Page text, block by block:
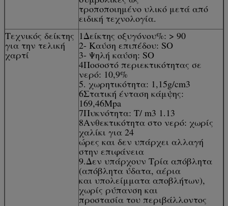
τροποποιημένο υλικό μετά από
ειδική τεχνολογία.
Τεχνικός δείκτης
για την τελική
χαρτί
1Δείκτης οξυγόνου%: > 90
2- Καύση επιπέδου: SO
3- Ψηλή καύση: SO
4Ποσοστό περιεκτικότητας σε
νερό: 10,9%
5. χωρητικότητα: 1,15g/cm3
6Στατική ένταση κάμψης:
169,46Mpa
7Πυκνότητα: T/ m3 1.13
8Ανθεκτικότητα στο νερό: χωρίς
χαλίκι για 24
ώρες και δεν υπάρχει αλλαγή
στην επιφάνεια
9.Δεν υπάρχουν Τρία απόβλητα
(απόβλητα ύδατα, αέρια
και υπολείμματα αποβλήτων),
χωρίς ρύπανση και
προστασία του περιβάλλοντος